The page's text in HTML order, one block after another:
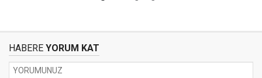
HABERE YORUM KAT